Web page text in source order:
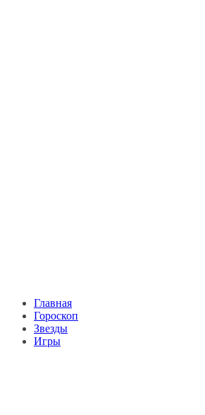
Главная
Гороскоп
Звезды
Игры